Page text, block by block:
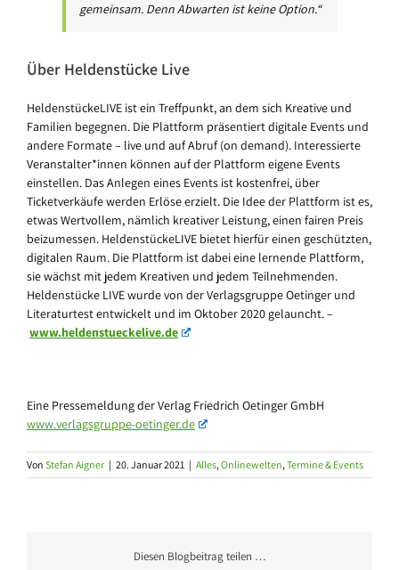
gemeinsam. Denn Abwarten ist keine Option.“
Über Heldenstücke Live
HeldenstückeLIVE ist ein Treffpunkt, an dem sich Kreative und
Familien begegnen. Die Plattform präsentiert digitale Events und
andere Formate – live und auf Abruf (on demand). Interessierte
Veranstalter*innen können auf der Plattform eigene Events
einstellen. Das Anlegen eines Events ist kostenfrei, über
Ticketverkäufe werden Erlöse erzielt. Die Idee der Plattform ist es,
etwas Wertvollem, nämlich kreativer Leistung, einen fairen Preis
beizumessen. HeldenstückeLIVE bietet hierfür einen geschützten,
digitalen Raum. Die Plattform ist dabei eine lernende Plattform,
sie wächst mit jedem Kreativen und jedem Teilnehmenden.
Heldenstücke LIVE wurde von der Verlagsgruppe Oetinger und
Literaturtest entwickelt und im Oktober 2020 gelauncht. –
www.heldenstueckelive.de
Eine Pressemeldung der Verlag Friedrich Oetinger GmbH
www.verlagsgruppe-oetinger.de
Von Stefan Aigner | 20. Januar 2021 | Alles, Onlinewelten, Termine & Events
Diesen Blogbeitrag teilen …